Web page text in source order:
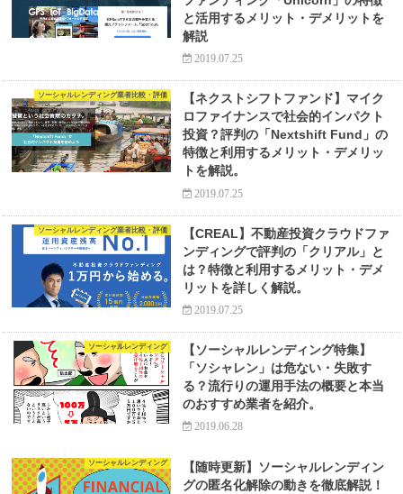
と活用するメリット・デメリットを
解説
2019.07.25
ソーシャルレンディング業者比較・評価
【ネクストシフトファンド】マイク
ロファイナンスで社会的インパクト
投資？評判の「Nextshift Fund」の
特徴と利用するメリット・デメリッ
トを解説。
2019.07.25
ソーシャルレンディング業者比較・評価
【CREAL】不動産投資クラウドファ
ンディングで評判の「クリアル」と
は？特徴と利用するメリット・デメ
リットを詳しく解説。
2019.07.25
ソーシャルレンディング
【ソーシャルレンディング特集】
「ソシャレン」は危ない・失敗す
る？流行りの運用手法の概要と本当
のおすすめ業者を紹介。
2019.06.28
ソーシャルレンディング
【随時更新】ソーシャルレンディン
グの匿名化解除の動きを徹底解説！